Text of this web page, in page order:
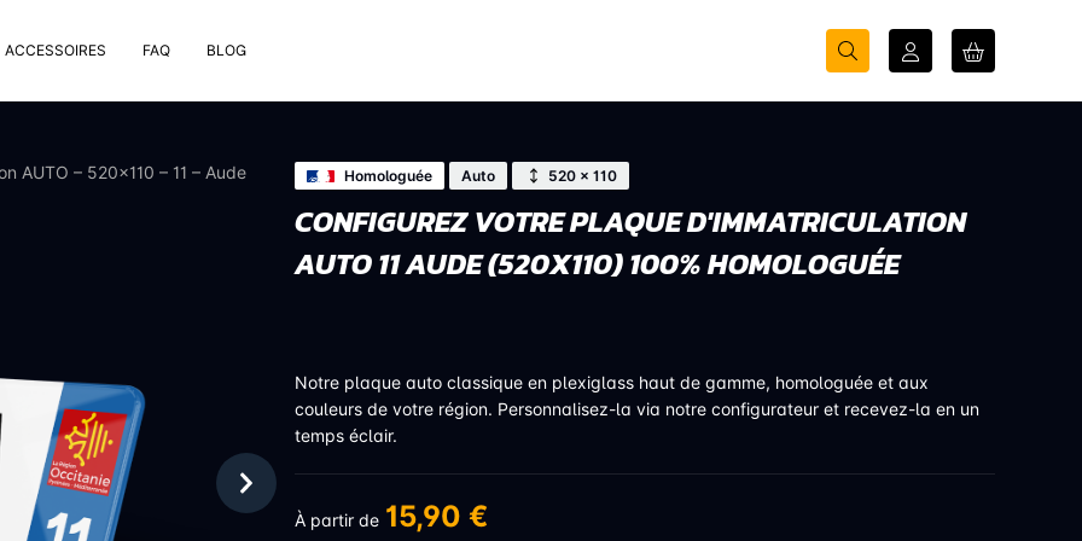
ACCESSOIRES FAQ BLOG
AUTO – 520×110 – 11 – Aude Homologuée Auto 520 × 110
CONFIGUREZ VOTRE PLAQUE D'IMMATRICULATION
AUTO 11 AUDE (520X110) 100% HOMOLOGUÉE
Notre plaque auto classique en plexiglass haut de gamme, homologuée et aux
couleurs de votre région. Personnalisez-la via notre configurateur et recevez-la en un
temps éclair.
À partir de 15,90 €